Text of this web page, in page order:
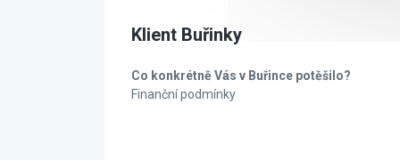
Klient Buřinky
Co konkrétně Vás v Buřince potěšilo?
Finanční podmínky